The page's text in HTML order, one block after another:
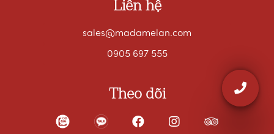
Liên hệ
sales@madamelan.com
0905 697 555
Theo dõi